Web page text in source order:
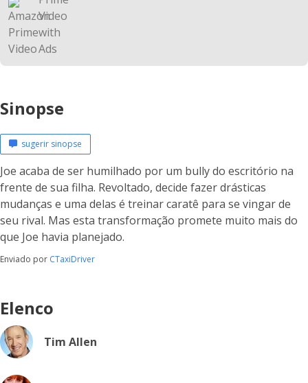
Sinopse
sugerir sinopse
Joe acaba de ser humilhado por um bully do escritório na
frente de sua filha. Revoltado, decide fazer drásticas
mudanças e uma delas é treinar caratê para se vingar de
seu rival. Mas esta transformação promete muito mais do
que Joe havia planejado.
Enviado por CTaxiDriver
Elenco
Tim Allen